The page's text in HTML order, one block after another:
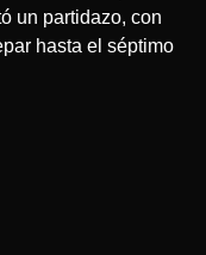
un partidazo, con
hasta el séptimo